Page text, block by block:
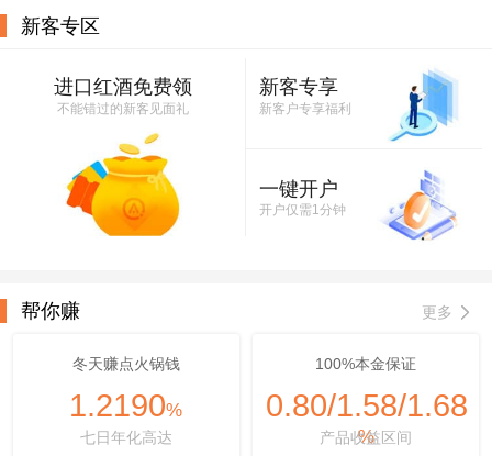
新客专区
进口红酒免费领
不能错过的新客见面礼
新客专享
新客户专享福利
一键开户
开户仅需1分钟
帮你赚 更多
冬天赚点火锅钱
1.2190%
七日年化高达
100%本金保证
0.80/1.58/1.68
%
产品收益区间